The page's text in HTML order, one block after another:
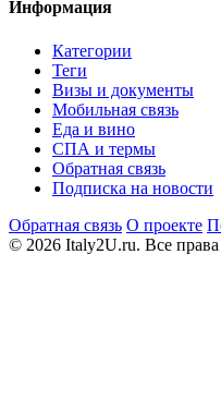
Информация
Категории
Теги
Визы и документы
Мобильная связь
Еда и вино
СПА и термы
Обратная связь
Подписка на новости
Обратная связь О проекте
© 2026 Italy2U.ru. Все